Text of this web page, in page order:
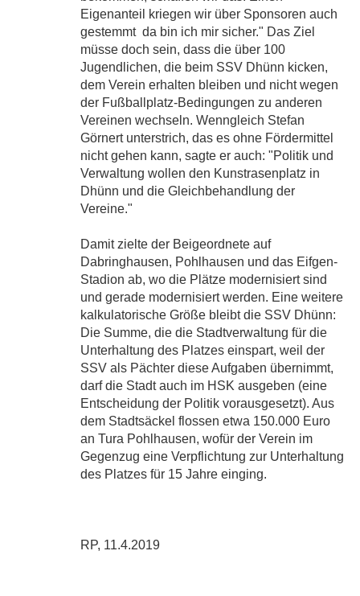
Eigenanteil kriegen wir über Sponsoren auch
gestemmt  da bin ich mir sicher." Das Ziel
müsse doch sein, dass die über 100
Jugendlichen, die beim SSV Dhünn kicken,
dem Verein erhalten bleiben und nicht wegen
der Fußballplatz-Bedingungen zu anderen
Vereinen wechseln. Wenngleich Stefan
Görnert unterstrich, das es ohne Fördermittel
nicht gehen kann, sagte er auch: "Politik und
Verwaltung wollen den Kunstrasenplatz in
Dhünn und die Gleichbehandlung der
Vereine."
Damit zielte der Beigeordnete auf
Dabringhausen, Pohlhausen und das Eifgen-
Stadion ab, wo die Plätze modernisiert sind
und gerade modernisiert werden. Eine weitere
kalkulatorische Größe bleibt die SSV Dhünn:
Die Summe, die die Stadtverwaltung für die
Unterhaltung des Platzes einspart, weil der
SSV als Pächter diese Aufgaben übernimmt,
darf die Stadt auch im HSK ausgeben (eine
Entscheidung der Politik vorausgesetzt). Aus
dem Stadtsäckel flossen etwa 150.000 Euro
an Tura Pohlhausen, wofür der Verein im
Gegenzug eine Verpflichtung zur Unterhaltung
des Platzes für 15 Jahre einging.
RP, 11.4.2019